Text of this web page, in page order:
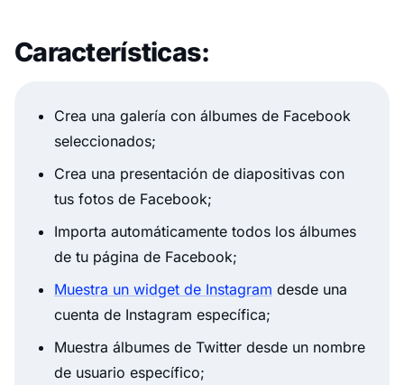
Características:
Crea una galería con álbumes de Facebook
seleccionados;
Crea una presentación de diapositivas con
tus fotos de Facebook;
Importa automáticamente todos los álbumes
de tu página de Facebook;
Muestra un widget de Instagram desde una
cuenta de Instagram específica;
Muestra álbumes de Twitter desde un nombre
de usuario específico;